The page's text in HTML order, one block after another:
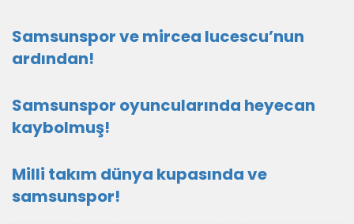
Samsunspor ve mircea lucescu’nun
ardından!
Samsunspor oyuncularında heyecan
kaybolmuş!
Milli takım dünya kupasında ve
samsunspor!